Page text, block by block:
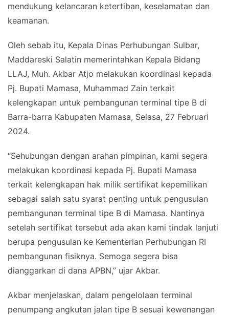
mendukung kelancaran ketertiban, keselamatan dan
keamanan.
Oleh sebab itu, Kepala Dinas Perhubungan Sulbar,
Maddareski Salatin memerintahkan Kepala Bidang
LLAJ, Muh. Akbar Atjo melakukan koordinasi kepada
Pj. Bupati Mamasa, Muhammad Zain terkait
kelengkapan untuk pembangunan terminal tipe B di
Barra-barra Kabupaten Mamasa, Selasa, 27 Februari
2024.
“Sehubungan dengan arahan pimpinan, kami segera
melakukan koordinasi kepada Pj. Bupati Mamasa
terkait kelengkapan hak milik sertifikat kepemilikan
sebagai salah satu syarat penting untuk pengusulan
pembangunan terminal tipe B di Mamasa. Nantinya
setelah sertifikat tersebut ada akan kami tindak lanjuti
berupa pengusulan ke Kementerian Perhubungan RI
pembangunan fisiknya. Semoga segera bisa
dianggarkan di dana APBN,” ujar Akbar.
Akbar menjelaskan, dalam pengelolaan terminal
penumpang angkutan jalan tipe B sesuai kewenangan